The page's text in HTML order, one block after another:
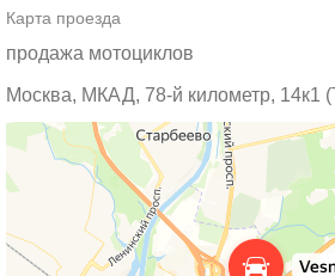
Карта проезда
продажа мотоциклов
Москва, МКАД, 78-й километр, 14к1